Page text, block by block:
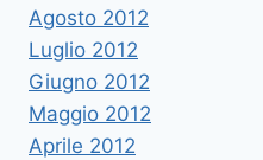
Agosto 2012
Luglio 2012
Giugno 2012
Maggio 2012
Aprile 2012